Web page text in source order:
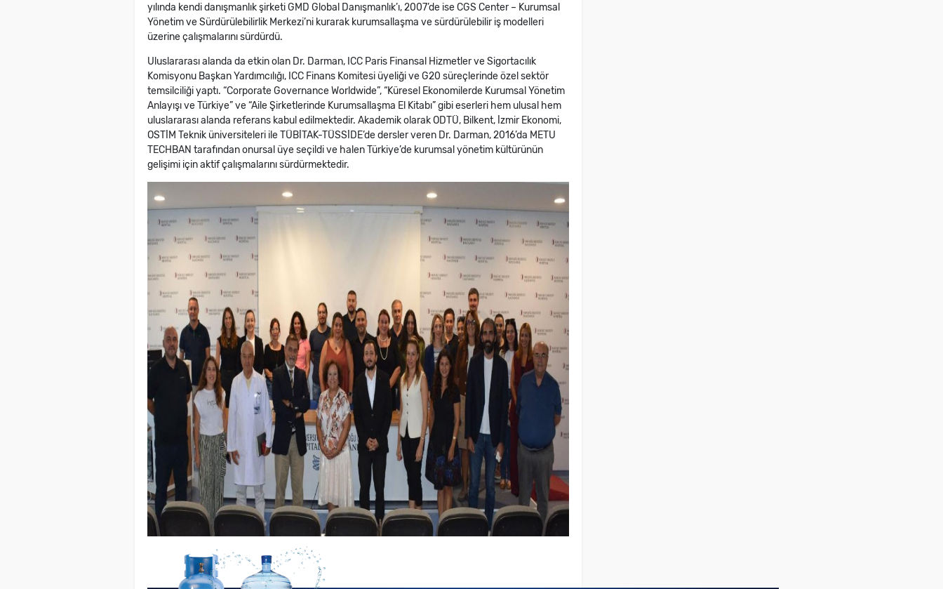
yılında kendi danışmanlık şirketi GMD Global Danışmanlık’ı, 2007’de ise CGS Center – Kurumsal
Yönetim ve Sürdürülebilirlik Merkezi’ni kurarak kurumsallaşma ve sürdürülebilir iş modelleri
üzerine çalışmalarını sürdürdü.
Uluslararası alanda da etkin olan Dr. Darman, ICC Paris Finansal Hizmetler ve Sigortacılık
Komisyonu Başkan Yardımcılığı, ICC Finans Komitesi üyeliği ve G20 süreçlerinde özel sektör
temsilciliği yaptı. “Corporate Governance Worldwide”, “Küresel Ekonomilerde Kurumsal Yönetim
Anlayışı ve Türkiye” ve “Aile Şirketlerinde Kurumsallaşma El Kitabı” gibi eserleri hem ulusal hem
uluslararası alanda referans kabul edilmektedir. Akademik olarak ODTÜ, Bilkent, İzmir Ekonomi,
OSTİM Teknik üniversiteleri ile TÜBİTAK-TÜSSİDE’de dersler veren Dr. Darman, 2016’da METU
TECHBAN tarafından onursal üye seçildi ve halen Türkiye’de kurumsal yönetim kültürünün
gelişimi için aktif çalışmalarını sürdürmektedir.